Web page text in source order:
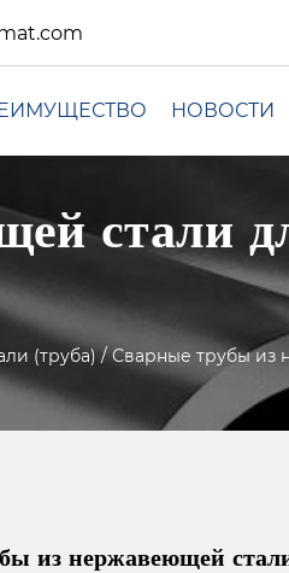
НОВОСТИ
стали
(труба)/Сварные трубы из
из нержавеющей